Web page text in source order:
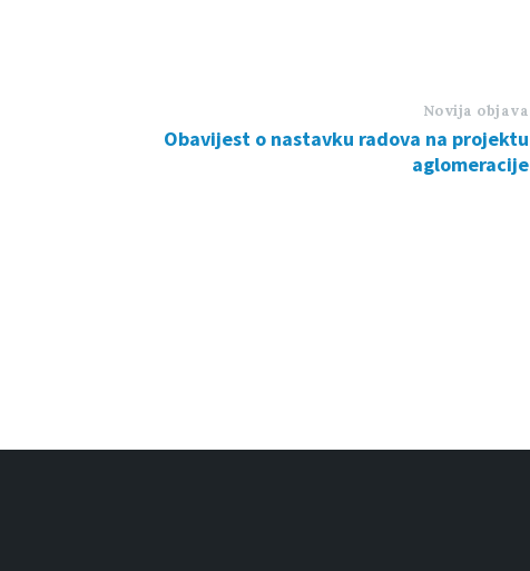
Novija objava
Obavijest o nastavku radova na projektu
aglomeracije